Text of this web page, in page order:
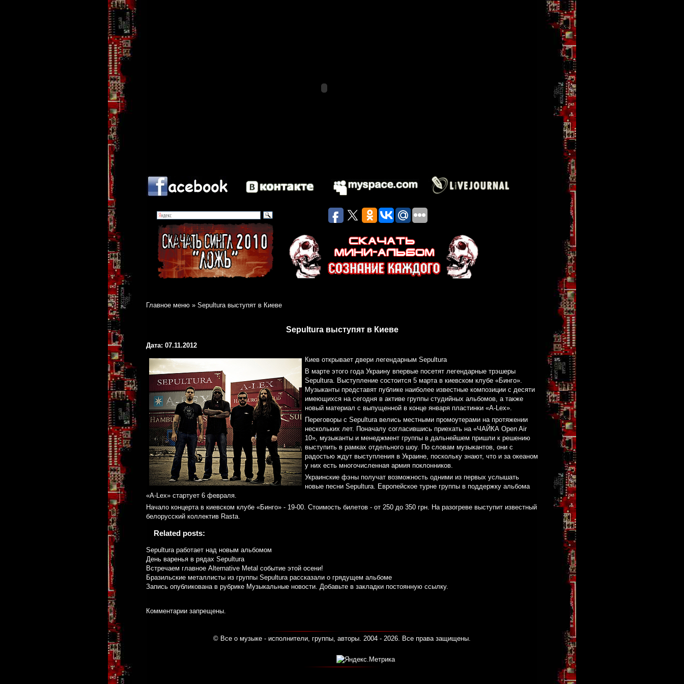
Главное меню » Sepultura выступят в Киеве
Sepultura выступят в Киеве
Дата: 07.11.2012
Киев открывает двери легендарным Sepultura
В марте этого года Украину впервые посетят легендарные трэшеры
Sepultura. Выступление состоится 5 марта в киевском клубе «Бинго».
Музыканты представят публике наиболее известные композиции с десяти
имеющихся на сегодня в активе группы студийных альбомов, а также
новый материал с выпущенной в конце января пластинки «A-Lex».
Переговоры с Sepultura велись местными промоутерами на протяжении
нескольких лет. Поначалу согласившись приехать на «ЧАЙКА Open Air
10», музыканты и менеджмент группы в дальнейшем пришли к решению
выступить в рамках отдельного шоу. По словам музыкантов, они с
радостью ждут выступления в Украине, поскольку знают, что и за океаном
у них есть многочисленная армия поклонников.
Украинские фэны получат возможность одними из первых услышать
новые песни Sepultura. Европейское турне группы в поддержку альбома
«A-Lex» стартует 6 февраля.
Начало концерта в киевском клубе «Бинго» - 19-00. Стоимость билетов - от 250 до 350 грн. На разогреве выступит известный
белорусский коллектив Rasta.
Related posts:
Sepultura работает над новым альбомом
День варенья в рядах Sepultura
Встречаем главное Alternative Metal событие этой осени!
Бразильские металлисты из группы Sepultura рассказали о грядущем альбоме
Запись опубликована в рубрике Музыкальные новости. Добавьте в закладки постоянную ссылку.
Комментарии запрещены.
© Все о музыке - исполнители, группы, авторы. 2004 - 2026. Все права защищены.